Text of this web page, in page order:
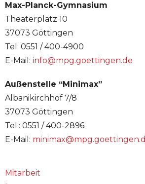
Max-Planck-Gymnasium
Theaterplatz 10
37073 Göttingen
Tel: 0551 / 400-4900
E-Mail: info@mpg.goettingen.de
Außenstelle “Minimax”
Albanikirchhof 7/8
37073 Göttingen
Tel.: 0551 / 400-2896
E-Mail: minimax@mpg.goettingen.d
Mitarbeit